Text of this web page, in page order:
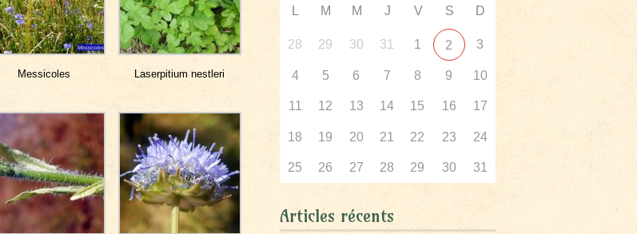
Messicoles Laserpitium nestleri
L M M J V S D
28 29 30 31 1 2 3
4 5 6 7 8 9 10
11 12 13 14 15 16 17
18 19 20 21 22 23 24
25 26 27 28 29 30 31
Articles récents